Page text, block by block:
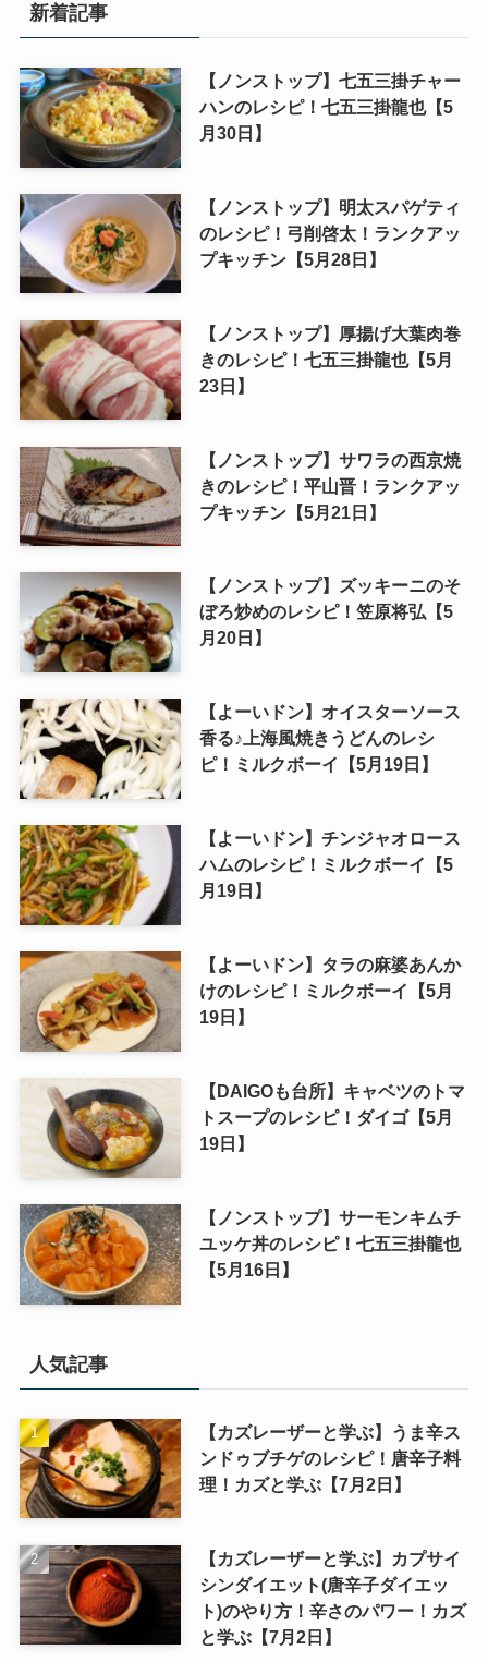
新着記事
【ノンストップ】七五三掛チャー
ハンのレシピ！七五三掛龍也【5
月30日】
【ノンストップ】明太スパゲティ
のレシピ！弓削啓太！ランクアッ
プキッチン【5月28日】
【ノンストップ】厚揚げ大葉肉巻
きのレシピ！七五三掛龍也【5月
23日】
【ノンストップ】サワラの西京焼
きのレシピ！平山晋！ランクアッ
プキッチン【5月21日】
【ノンストップ】ズッキーニのそ
ぼろ炒めのレシピ！笠原将弘【5
月20日】
【よーいドン】オイスターソース
香る♪上海風焼きうどんのレシ
ピ！ミルクボーイ【5月19日】
【よーいドン】チンジャオロース
ハムのレシピ！ミルクボーイ【5
月19日】
【よーいドン】タラの麻婆あんか
けのレシピ！ミルクボーイ【5月
19日】
【DAIGOも台所】キャベツのトマ
トスープのレシピ！ダイゴ【5月
19日】
【ノンストップ】サーモンキムチ
ユッケ丼のレシピ！七五三掛龍也
【5月16日】
人気記事
【カズレーザーと学ぶ】うま辛ス
ンドゥブチゲのレシピ！唐辛子料
理！カズと学ぶ【7月2日】
【カズレーザーと学ぶ】カプサイ
シンダイエット(唐辛子ダイエッ
ト)のやり方！辛さのパワー！カズ
と学ぶ【7月2日】